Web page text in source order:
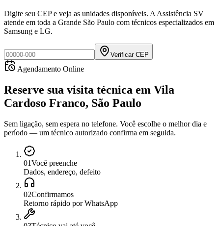
Digite seu CEP e veja as unidades disponíveis. A Assistência SV
atende em toda a Grande São Paulo com técnicos especializados em
Samsung e LG.
Verificar CEP
Agendamento Online
Reserve sua visita técnica em Vila
Cardoso Franco, São Paulo
Sem ligação, sem espera no telefone. Você escolhe o melhor dia e
período — um técnico autorizado confirma em seguida.
01Você preenche
Dados, endereço, defeito
02Confirmamos
Retorno rápido por WhatsApp